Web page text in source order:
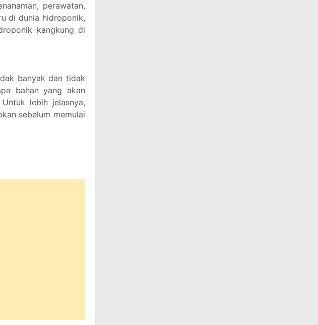
perawatan,
di dunia hidroponik,
kangkung di
banyak dan tidak
bahan yang akan
lebih jelasnya,
sebelum memulai